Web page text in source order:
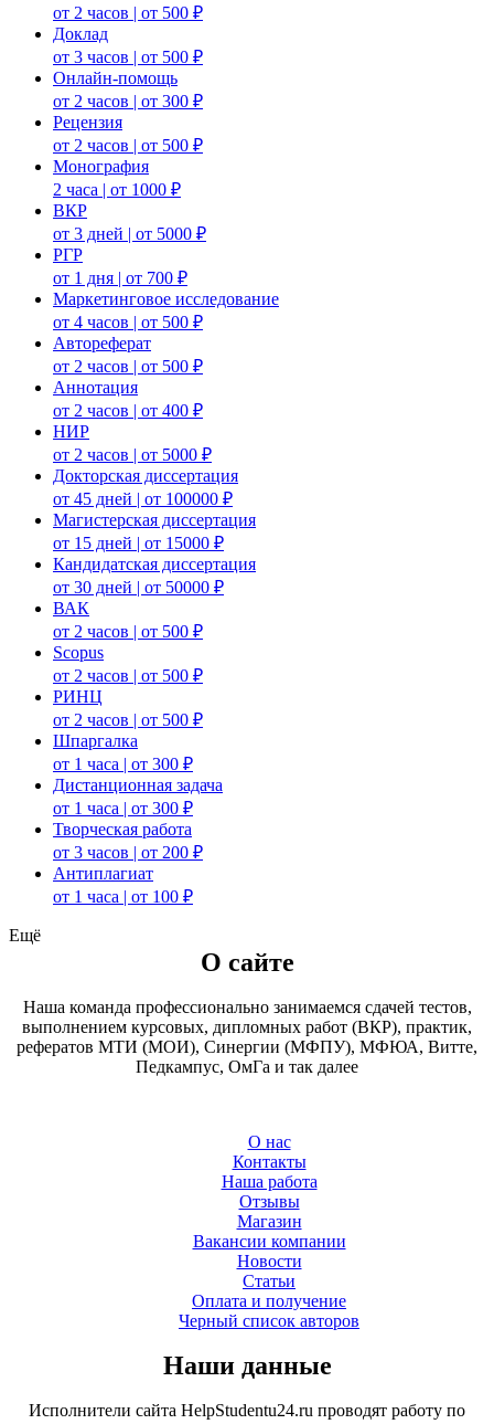
от 2 часов | от 500 ₽
Доклад
от 3 часов | от 500 ₽
Онлайн-помощь
от 2 часов | от 300 ₽
Рецензия
от 2 часов | от 500 ₽
Монография
2 часа | от 1000 ₽
ВКР
от 3 дней | от 5000 ₽
РГР
от 1 дня | от 700 ₽
Маркетинговое исследование
от 4 часов | от 500 ₽
Автореферат
от 2 часов | от 500 ₽
Аннотация
от 2 часов | от 400 ₽
НИР
от 2 часов | от 5000 ₽
Докторская диссертация
от 45 дней | от 100000 ₽
Магистерская диссертация
от 15 дней | от 15000 ₽
Кандидатская диссертация
от 30 дней | от 50000 ₽
ВАК
от 2 часов | от 500 ₽
Scopus
от 2 часов | от 500 ₽
РИНЦ
от 2 часов | от 500 ₽
Шпаргалка
от 1 часа | от 300 ₽
Дистанционная задача
от 1 часа | от 300 ₽
Творческая работа
от 3 часов | от 200 ₽
Антиплагиат
от 1 часа | от 100 ₽
Ещё
О сайте
Наша команда профессионально занимаемся сдачей тестов,
выполнением курсовых, дипломных работ (ВКР), практик,
рефератов МТИ (МОИ), Синергии (МФПУ), МФЮА, Витте,
Педкампус, ОмГа и так далее
О нас
Контакты
Наша работа
Отзывы
Магазин
Вакансии компании
Новости
Статьи
Оплата и получение
Черный список авторов
Наши данные
Исполнители сайта HelpStudentu24.ru проводят работу по